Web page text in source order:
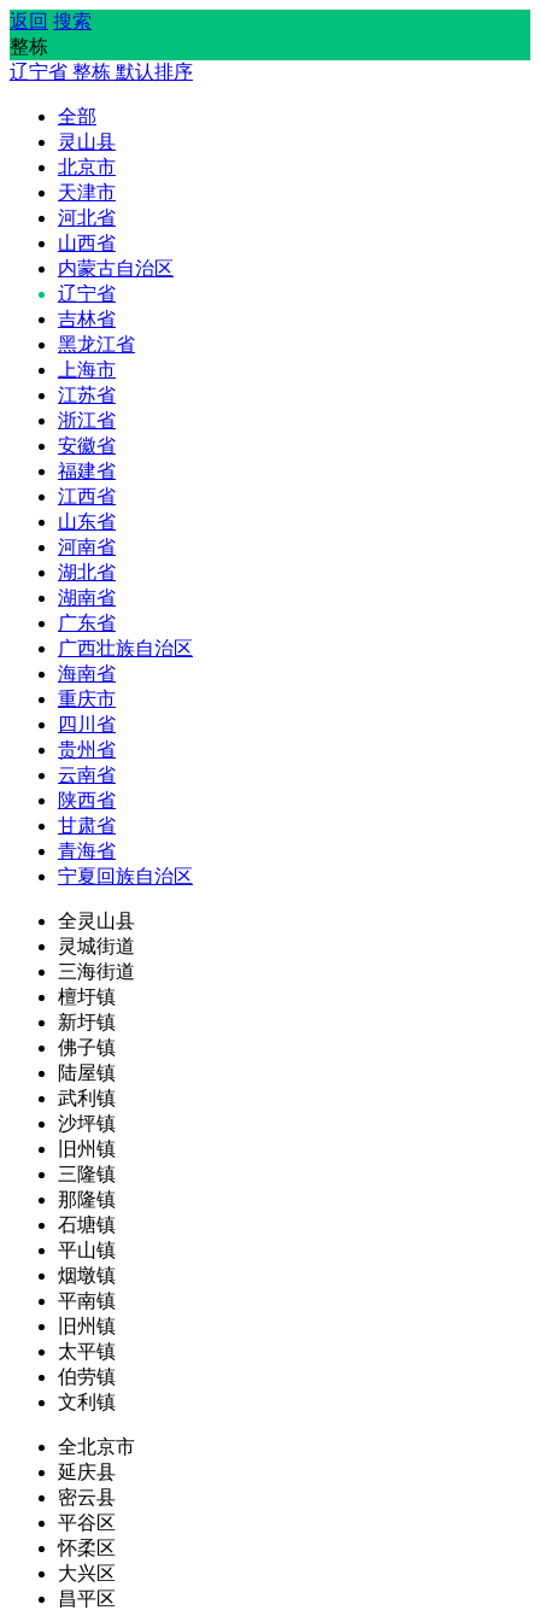
返回 搜索
整栋
辽宁省 整栋 默认排序
全部
灵山县
北京市
天津市
河北省
山西省
内蒙古自治区
辽宁省
吉林省
黑龙江省
上海市
江苏省
浙江省
安徽省
福建省
江西省
山东省
河南省
湖北省
湖南省
广东省
广西壮族自治区
海南省
重庆市
四川省
贵州省
云南省
陕西省
甘肃省
青海省
宁夏回族自治区
全灵山县
灵城街道
三海街道
檀圩镇
新圩镇
佛子镇
陆屋镇
武利镇
沙坪镇
旧州镇
三隆镇
那隆镇
石塘镇
平山镇
烟墩镇
平南镇
旧州镇
太平镇
伯劳镇
文利镇
全北京市
延庆县
密云县
平谷区
怀柔区
大兴区
昌平区